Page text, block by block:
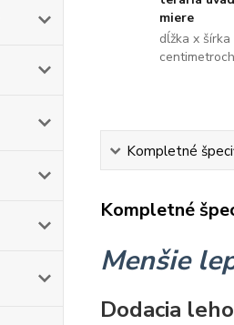
miere
dĺžka x
Kompletné
Kompletné
Menšie
Dodacia